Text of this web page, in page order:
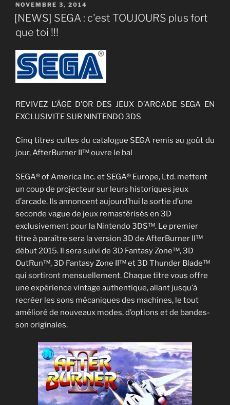
PUBLIÉ
LE
NOVEMBRE 3, 2014
[NEWS] SEGA : c'est TOUJOURS plus fort
que toi !!!
REVIVEZ L’ÂGE D’OR DES JEUX D’ARCADE SEGA EN
EXCLUSIVITE SUR NINTENDO 3DS
Cinq titres cultes du catalogue SEGA remis au goût du
jour, AfterBurner II™ ouvre le bal
SEGA® of America Inc. et SEGA® Europe, Ltd. mettent
un coup de projecteur sur leurs historiques jeux
d’arcade. Ils annoncent aujourd’hui la sortie d’une
seconde vague de jeux remastérisés en 3D
exclusivement pour la Nintendo 3DS™. Le premier
titre à paraître sera la version 3D de AfterBurner II™
début 2015. Il sera suivi de 3D Fantasy Zone™, 3D
OutRun™, 3D Fantasy Zone II™ et 3D Thunder Blade™
qui sortiront mensuellement. Chaque titre vous offre
une expérience vintage authentique, allant jusqu’à
recréer les sons mécaniques des machines, le tout
amélioré de nouveaux modes, d’options et de bandes-
son originales.